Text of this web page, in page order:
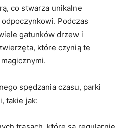
co stwarza unikalne
Podczas
gatunków ⁤drzew i
które czynią te
spędzania czasu, parki
takie jak: